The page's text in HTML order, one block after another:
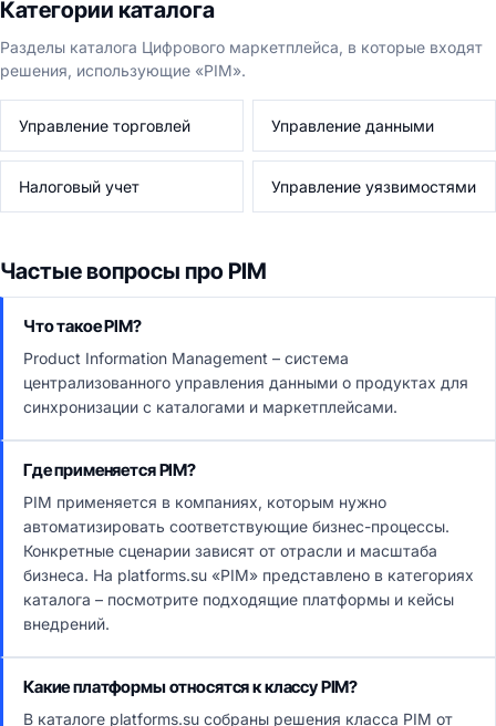
Категории каталога
Разделы каталога Цифрового маркетплейса, в которые входят
решения, использующие «PIM».
Управление торговлей Управление данными
Налоговый учет Управление уязвимостями
Частые вопросы про PIM
Что такое PIM?
Product Information Management – система
централизованного управления данными о продуктах для
синхронизации с каталогами и маркетплейсами.
Где применяется PIM?
PIM применяется в компаниях, которым нужно
автоматизировать соответствующие бизнес-процессы.
Конкретные сценарии зависят от отрасли и масштаба
бизнеса. На platforms.su «PIM» представлено в категориях
каталога – посмотрите подходящие платформы и кейсы
внедрений.
Какие платформы относятся к классу PIM?
В каталоге platforms.su собраны решения класса PIM от